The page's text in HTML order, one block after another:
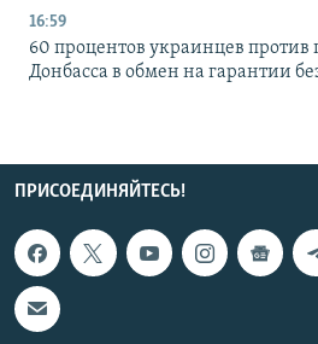
16:59
60 процентов украинцев против
Донбасса в обмен на гарантии
ПРИСОЕДИНЯЙТЕСЬ!